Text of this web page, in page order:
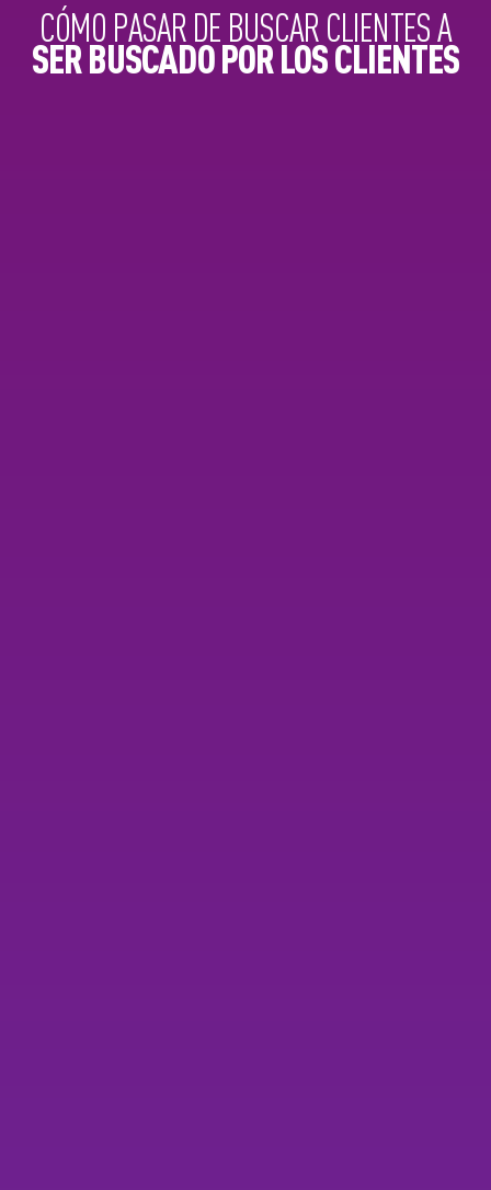
CÓMO PASAR DE BUSCAR CLIENTES A
SER BUSCADO POR LOSCLIENTES